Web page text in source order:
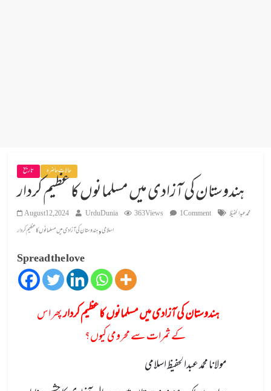
تاریخ حالات حاضرہ
ہندوستان کی آزادی میں مسلمانوں کا عظیم کردار
August 12, 2024 UrduDunia 363 Views 1 Comment
محمد عبدالحفیظ
اسلامی,ہندوستان کی آزادی میں مسلمانوں کا عظیم کردار
Spread the love
ہندوستان کی آزادی میں مسلمانوں کا عظیم کردارپھر اس
کے ثمرات سے محرومی کیوں؟
مولانا محمد عبدالحفیظ اسلامی